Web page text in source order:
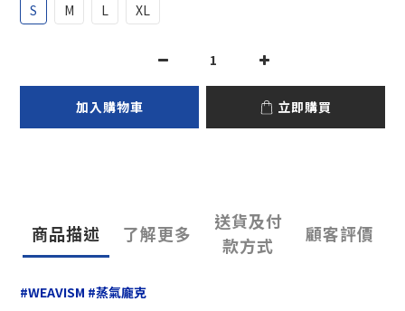
S M L XL
加入購物車 立即購買
商品描述 了解更多
送貨及付
款方式
顧客評價
#WEAVISM #蒸氣龐克